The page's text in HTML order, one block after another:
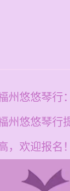
州悠悠琴行
州悠悠琴行
，欢迎报名！